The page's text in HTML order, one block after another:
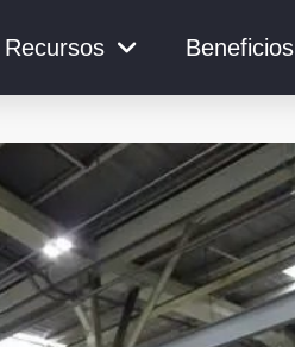
Recursos Beneficios